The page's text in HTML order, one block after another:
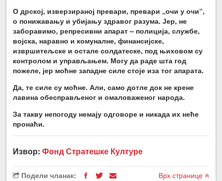
О дрској, изверзираној превари, превари „очи у очи“,
о понижавању и убијању здравог разума. Јер, не
заборавимо, репресивни апарат – полиција, службе,
војска, наравно и комуналне, финансијске,
извршитељске и остале солдатеске, под њиховом су
контролом и управљањем. Могу да раде шта год
пожеле, јер моћне западне силе стоје иза тог апарата.
Да, те силе су моћне. Али, само дотле док не крене
лавина обесправљеног и омаловаженог народа.
За такву непогоду немају одговоре и никада их неће
пронаћи.
Извор:Фонд Стратешке Културе
Подели чланак: Врх странице